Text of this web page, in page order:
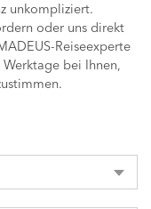
unkompliziert.
oder uns direkt
Reiseexperte
bei Ihnen,